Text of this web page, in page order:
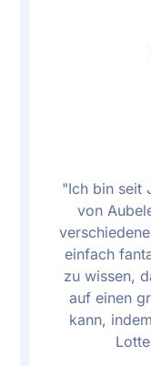
"Ich bin seit
von
einfach
zu wissen,
auf einen
kann,